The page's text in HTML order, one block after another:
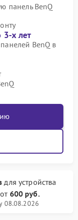
панель BenQ
3-х лет
BenQ в
для устройства
от 600 руб.
08.08.2026